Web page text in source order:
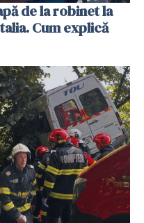
de la robinet la
Cum explică